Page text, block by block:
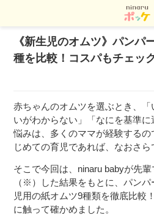
《新生児のオムツ》パンパ
種を比較！コスパもチェッ
赤ちゃんのオムツを選ぶとき、
いがわからない」「なにを基準に
悩みは、多くのママが経験する
じめての育児であれば、なおさら
そこで今回は、ninaru babyが先
（※）した結果をもとに、パン
児用の紙オムツ9種類を徹底比較
に触って確かめました。